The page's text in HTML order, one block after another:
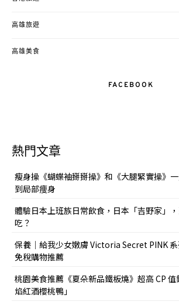
高雄旅遊
高雄美食
FACEBOOK
熱門文章
瘦身操《蝴蝶袖掰掰操》和《大腿緊實操》
到局部痩身
體驗日本上班族日常飲食，日本「吉野家」
吃？
保養｜給我少女嫩膚 Victoria Secret PINK
免稅購物推薦
桃園美食推薦《夏朵新品鐵板燒》超高 CP
焰紅酒櫻桃鴨」